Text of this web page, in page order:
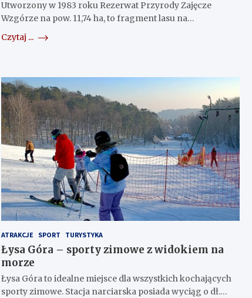
Utworzony w 1983 roku Rezerwat Przyrody Zajęcze
Wzgórze na pow. 11,74 ha, to fragment lasu na…
Czytaj ...
ATRAKCJE SPORT TURYSTYKA
Łysa Góra – sporty zimowe z widokiem na
morze
Łysa Góra to idealne miejsce dla wszystkich kochających
sporty zimowe. Stacja narciarska posiada wyciąg o dł.…